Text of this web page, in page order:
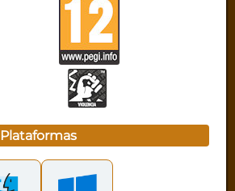
Plataformas